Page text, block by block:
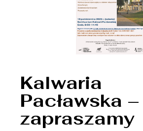
Kalwaria
Pacławska –
zapraszamy